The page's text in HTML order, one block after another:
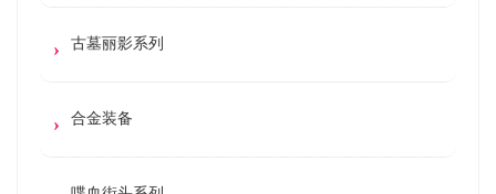
古墓丽影系列
合金装备